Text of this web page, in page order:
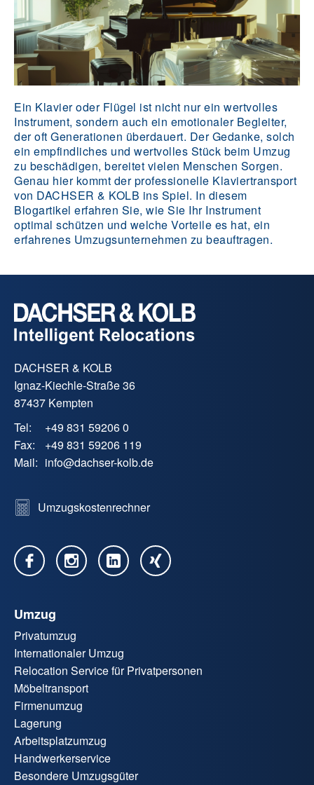
Ein Klavier oder Flügel ist nicht nur ein wertvolles
Instrument, sondern auch ein emotionaler Begleiter,
der oft Generationen überdauert. Der Gedanke, solch
ein empfindliches und wertvolles Stück beim Umzug
zu beschädigen, bereitet vielen Menschen Sorgen.
Genau hier kommt der professionelle Klaviertransport
von DACHSER & KOLB ins Spiel. In diesem
Blogartikel erfahren Sie, wie Sie Ihr Instrument
optimal schützen und welche Vorteile es hat, ein
erfahrenes Umzugsunternehmen zu beauftragen.
DACHSER & KOLB
Ignaz-Kiechle-Straße 36
87437 Kempten
Tel:
+49 831 59206 0
Fax:
+49 831 59206 119
Mail: info@dachser-kolb.de
Umzugskostenrechner
Umzug
Privatumzug
Internationaler Umzug
Relocation Service für Privatpersonen
Möbeltransport
Firmenumzug
Lagerung
Arbeitsplatzumzug
Handwerkerservice
Besondere Umzugsgüter